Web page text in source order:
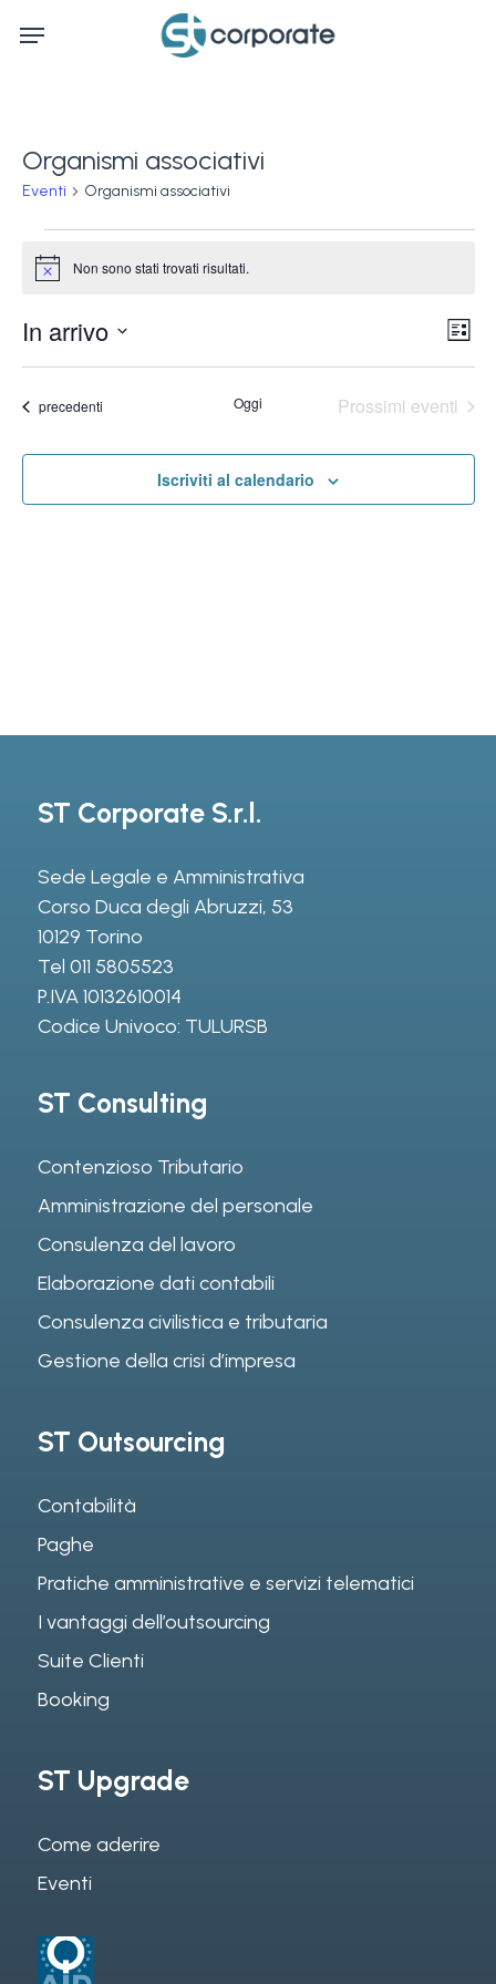
Menu
Organismi associativi
Eventi Organismi associativi
Eventi
Notice Non sono stati trovati risultati.
Lista
In arrivo
Seleziona
data.
Eventi
precedenti Oggi Prossimi eventi
Iscriviti al calendario
ST Corporate S.r.l.
Sede Legale e Amministrativa
Corso Duca degli Abruzzi, 53
10129 Torino
Tel 011 5805523
P.IVA 10132610014
Codice Univoco: TULURSB
ST Consulting
Contenzioso Tributario
Amministrazione del personale
Consulenza del lavoro
Elaborazione dati contabili
Consulenza civilistica e tributaria
Gestione della crisi d’impresa
ST Outsourcing
Contabilità
Paghe
Pratiche amministrative e servizi telematici
I vantaggi dell’outsourcing
Suite Clienti
Booking
ST Upgrade
Come aderire
Eventi